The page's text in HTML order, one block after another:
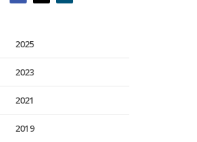
2025
2023
2021
2019